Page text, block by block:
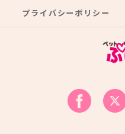
プライバシーポリシー